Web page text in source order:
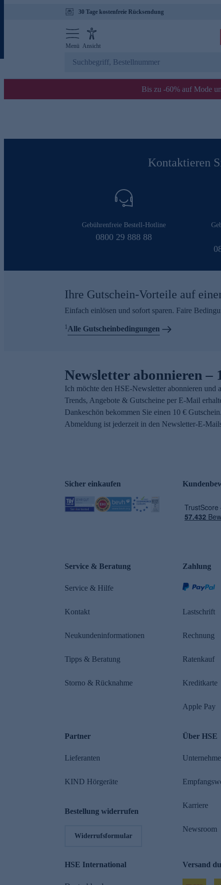
30 Tage kostenfreie Rücksendung
Menü Ansicht
Bis zu -60% auf Mode
Kontaktieren
Gebührenfreie Bestell-Hotline
0800 29 888 88
Ihre Gutschein-Vorteile auf
Einfach einlösen und sofort sparen. Faire
1Alle Gutscheinbedingungen
Newsletter abonnieren –
Ich möchte den HSE-Newsletter abonnieren und
Trends, Angebote & Gutscheine per E-Mail
Dankeschön bekommen Sie einen 10 €
Abmeldung ist jederzeit in den Newsletter-E-
Sicher einkaufen
Service & Beratung
Service & Hilfe
Kontakt
Neukundeninformationen
Tipps & Beratung
Storno & Rücknahme
Zahlung
Lastschrift
Rechnung
Ratenkauf
Kreditkarte
Apple Pay
Partner
Lieferanten
KIND Hörgeräte
Bestellung widerrufen
Widerrufsformular
Über HSE
Karriere
Newsroom
HSE International Versand